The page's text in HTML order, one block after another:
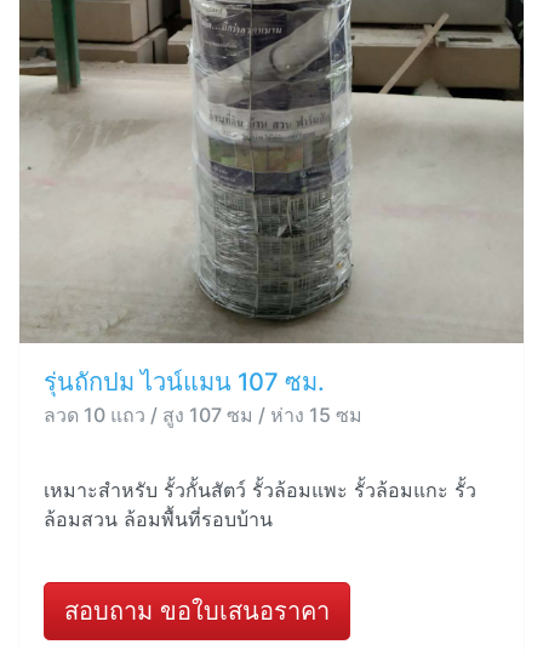
รุ่นถักปม ไวน์แมน 107 ซม.
ลวด 10 แถว / สูง 107 ซม / ห่าง 15 ซม
เหมาะสำหรับ รั้วกั้นสัตว์ รั้วล้อมแพะ รั้วล้อมแกะ รั้ว
ล้อมสวน ล้อมพื้นที่รอบบ้าน
สอบถาม ขอใบเสนอราคา